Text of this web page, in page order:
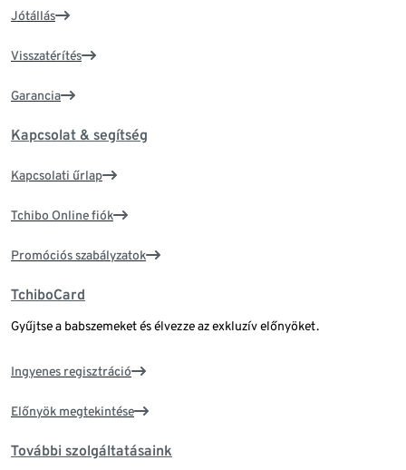
Jótállás
Visszatérítés
Garancia
Kapcsolat & segítség
Kapcsolati űrlap
Tchibo Online fiók
Promóciós szabályzatok
TchiboCard
Gyűjtse a babszemeket és élvezze az exkluzív előnyöket.
Ingyenes regisztráció
Előnyök megtekintése
További szolgáltatásaink